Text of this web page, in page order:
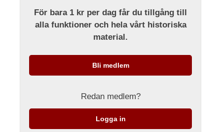
För bara 1 kr per dag får du tillgång till
alla funktioner och hela vårt historiska
material.
Bli medlem
Redan medlem?
Logga in